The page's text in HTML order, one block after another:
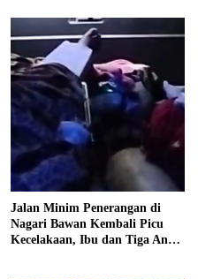
Jalan Minim Penerangan di
Nagari Bawan Kembali Picu
Kecelakaan, Ibu dan Tiga Anak